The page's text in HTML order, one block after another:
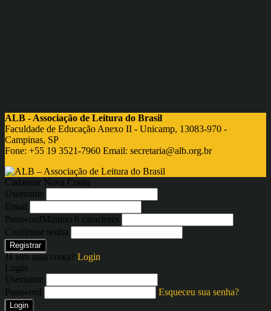
ALB - Associação de Leitura do Brasil
Faculdade de Educação Anexo II - Unicamp, 13083-970 -
Campinas, SP
Fone: +55 19 3521-7960 Email: secretaria@alb.org.br
Cadastrar Nova Conta
Username
Email
PasswordMínimo 6 caracteres
Confirmar senha
Registrar
Já tem uma conta? Login
Login
Username
Password
Esqueceu sua senha?
Login